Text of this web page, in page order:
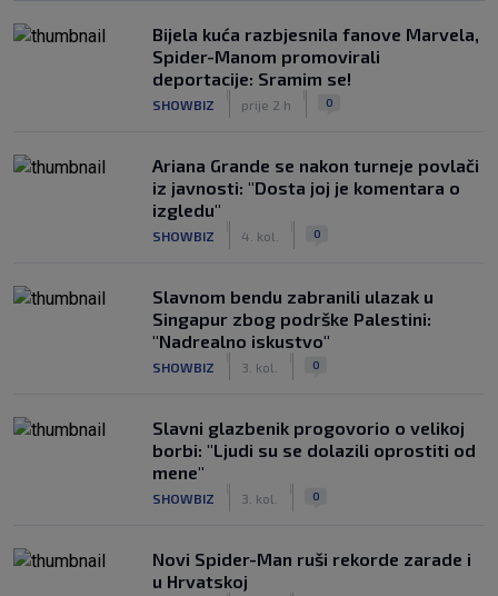
Bijela kuća razbjesnila fanove Marvela,
Spider-Manom promovirali
deportacije: Sramim se!
SHOWBIZ prije 2 h 0
Ariana Grande se nakon turneje povlači
iz javnosti: "Dosta joj je komentara o
izgledu"
SHOWBIZ 4. kol. 0
Slavnom bendu zabranili ulazak u
Singapur zbog podrške Palestini:
"Nadrealno iskustvo"
SHOWBIZ 3. kol. 0
Slavni glazbenik progovorio o velikoj
borbi: "Ljudi su se dolazili oprostiti od
mene"
SHOWBIZ 3. kol. 0
Novi Spider-Man ruši rekorde zarade i
u Hrvatskoj